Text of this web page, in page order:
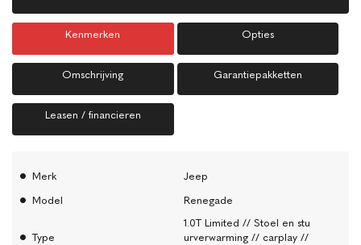
Kenmerken Opties
Omschrijving Garantiepakketten
Leasen / financieren
Merk
Jeep
Model
Renegade
Type
1.0T Limited // Stoel en stu
urverwarming // carplay //